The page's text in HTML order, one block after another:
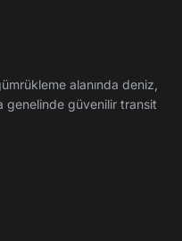
alanında deniz,
genelinde güvenilir transit